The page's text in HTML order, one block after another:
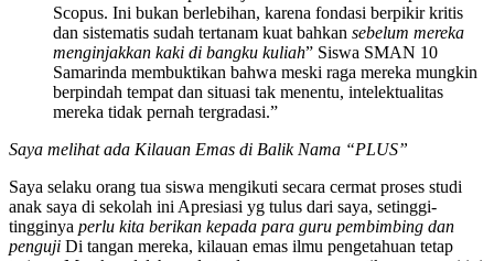
Scopus. Ini bukan berlebihan, karena fondasi berpikir kritis
dan sistematis sudah tertanam kuat bahkan sebelum mereka
menginjakkan kaki di bangku kuliah​” Siswa SMAN 10
Samarinda membuktikan bahwa meski raga mereka mungkin
berpindah tempat dan situasi tak menentu, intelektualitas
mereka tidak pernah tergradasi.”
Saya melihat ada ​Kilauan Emas di Balik Nama “PLUS”
Saya selaku orang tua siswa mengikuti secara cermat proses studi
anak saya di sekolah ini ​Apresiasi yg tulus dari saya, setinggi-
tingginya perlu kita berikan kepada para guru pembimbing dan
penguji Di tangan mereka, kilauan emas ilmu pengetahuan tetap